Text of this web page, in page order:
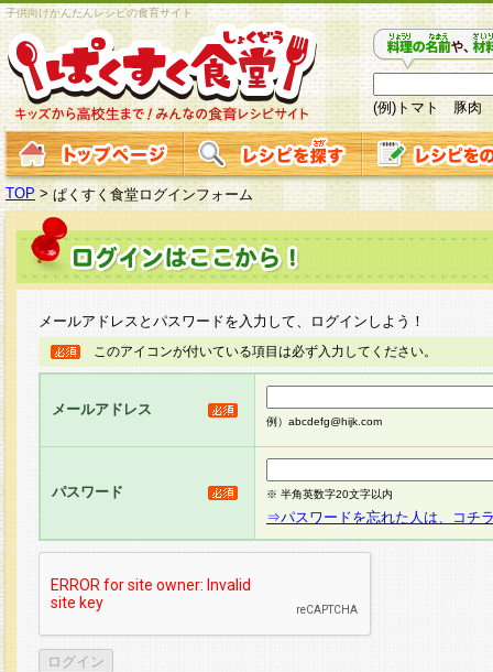
子供向けかんたんレシピの食育サイト
(例)トマト 豚肉
TOP > ぱくすく食堂ログインフォーム
メールアドレスとパスワードを入力して、ログインしよう！
このアイコンが付いている項目は必ず入力してください。
メールアドレス
例）abcdefg@hijk.com
パスワード ※ 半角英数字20文字以内
⇒パスワードを忘れた人は、コチ